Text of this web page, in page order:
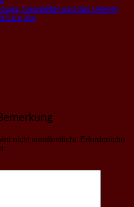
Newsletter und das Usenet
Sich Vor
nicht veröffentlicht. Erforderliche